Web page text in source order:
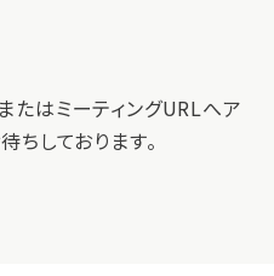
たはミーティングURLへア
ちしております。